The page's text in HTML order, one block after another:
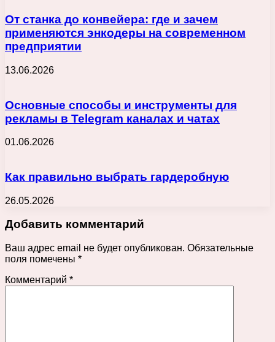
От станка до конвейера: где и зачем
применяются энкодеры на современном
предприятии
13.06.2026
Основные способы и инструменты для
рекламы в Telegram каналах и чатах
01.06.2026
Как правильно выбрать гардеробную
26.05.2026
Добавить комментарий
Ваш адрес email не будет опубликован. Обязательные
поля помечены *
Комментарий *